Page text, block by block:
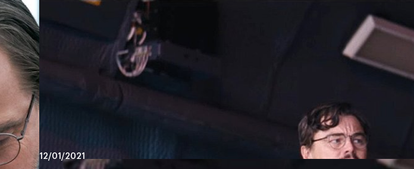
24/08/2021
Netflix เผย ‘Don’t Look Up’ ของ ลีโอนาร์โด ดิแคพรีโอ และ เจนนิเฟอร์
ลอว์เรนซ์ จะฉายเดือนธันวาคมนี้
Netflix ได้ประกาศกำหนดการฉาย 'Don't Look Up' ภาพยนตร์ดรามา คอเมดี ของผู้กำกับ อดัม แมคเคย์
(Adam McKay) ในวันที่ 24 ธันวาคม 2021
12/01/2021